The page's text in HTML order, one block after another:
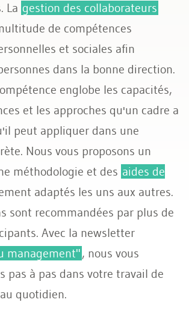
La gestion des collaborateurs
de compétences
et sociales afin
dans la bonne direction.
englobe les capacités,
et les approches qu'un cadre a
peut appliquer dans une
Nous vous proposons un
méthodologie et des aides de
adaptés les uns aux autres.
sont recommandées par plus de
Avec la newsletter
management", nous vous
pas à pas dans votre travail de
quotidien.